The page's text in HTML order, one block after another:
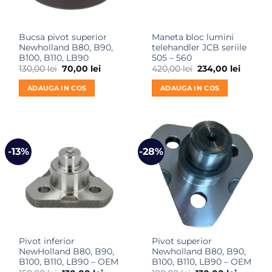
Bucsa pivot superior
Newholland B80, B90,
B100, B110, LB90
130,00lei Prețul
inițial
a
fost:
130,00 lei.
70,00 leiPrețul
ADAUGA IN COS
Maneta bloc lumini
telehandler JCB seriile
505 – 560
420,00lei Prețul
inițial
a
fost:
420,00 lei.
234,00 leiPrețul
ADAUGA IN COS
-13%
Pivot inferior
NewHolland B80, B90,
B100, B110, LB90 – OEM
-28%
Pivot superior
Newholland B80, B90,
B100, B110, LB90 – OEM